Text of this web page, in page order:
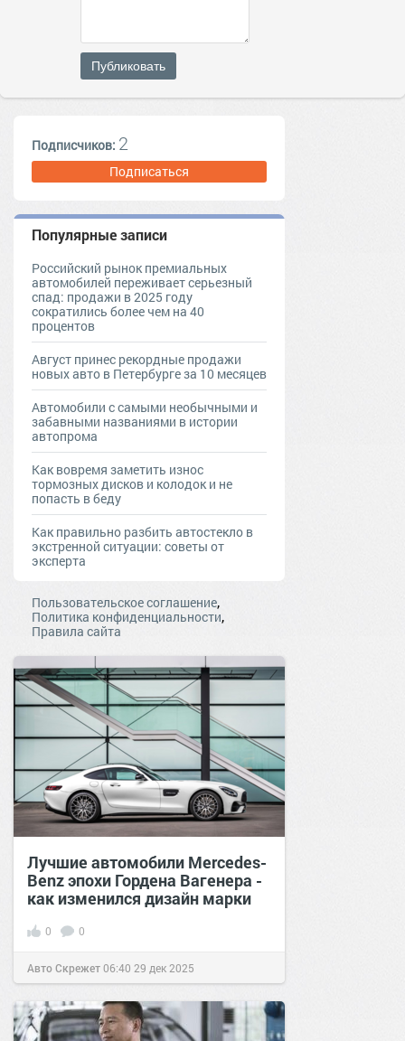
Публиковать
Подписчиков: 2
Подписаться
Популярные записи
Российский рынок премиальных
автомобилей переживает серьезный
спад: продажи в 2025 году
сократились более чем на 40
процентов
Август принес рекордные продажи
новых авто в Петербурге за 10 месяцев
Автомобили с самыми необычными и
забавными названиями в истории
автопрома
Как вовремя заметить износ
тормозных дисков и колодок и не
попасть в беду
Как правильно разбить автостекло в
экстренной ситуации: советы от
эксперта
Пользовательское соглашение,
Политика конфиденциальности,
Правила сайта
Лучшие автомобили Mercedes-
Benz эпохи Гордена Вагенера -
как изменился дизайн марки
0 0
Авто Скрежет06:40 29 дек 2025